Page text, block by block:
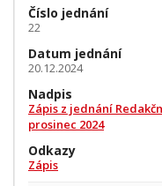
Číslo jednání
22
Datum jednání
20.12.2024
Nadpis
Zápis z jednání
prosinec 2024
Odkazy
Zápis